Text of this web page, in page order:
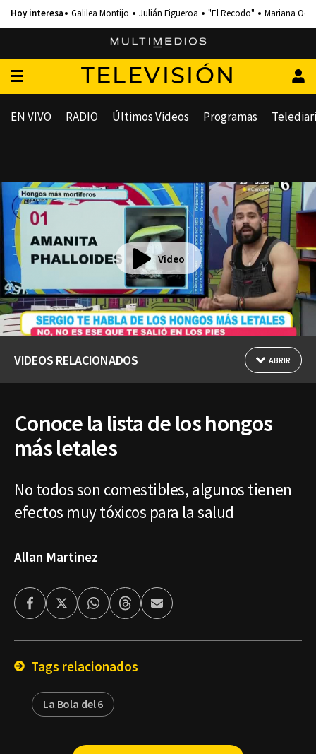
Galilea Montijo Julián Figueroa "El Recodo" Mariana
TELEVISIÓN
EN VIVO RADIO Últimos Videos Programas
Video
VIDEOS RELACIONADOS ABRIR
Conoce la lista de los hongos
más letales
No todos son comestibles, algunos tienen
efectos muy tóxicos para la salud
Allan Martinez
FacebookTwitterWhatsappThreadsEnviar
por
Tags relacionados
La Bola del 6